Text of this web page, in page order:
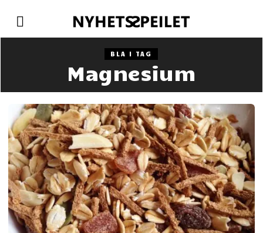
BLA I TAG
Magnesium